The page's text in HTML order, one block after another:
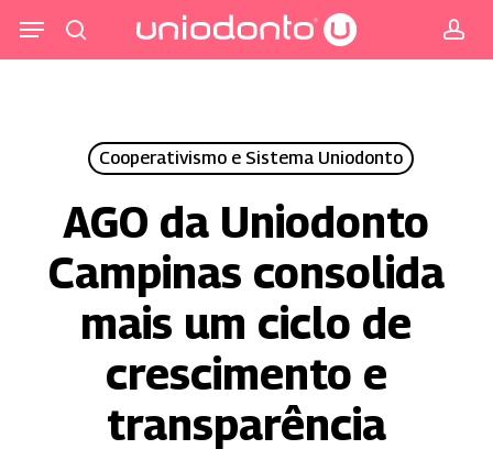
para
Menu
Cooperativismo e Sistema Uniodonto
AGO da Uniodonto
Campinas consolida
mais um ciclo de
crescimento e
transparência